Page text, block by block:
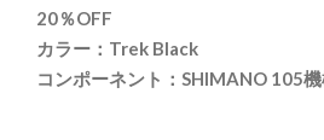
20％OFF
カラー：Trek Black
コンポーネント：SHIMANO 105